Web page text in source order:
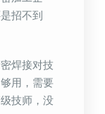
招不到
焊接对技
用，需要
技师，没